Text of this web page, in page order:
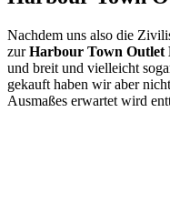
Nachdem uns also die
zurHarbour Town Outlet
und breit und vielleicht
gekauft haben wir aber
Ausmaßes erwartet wird